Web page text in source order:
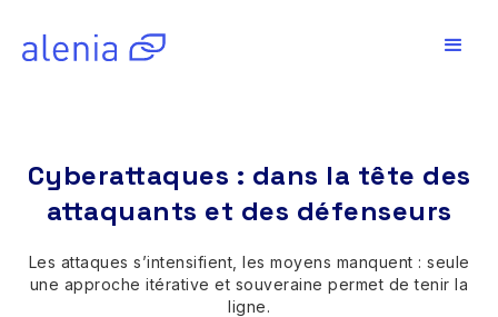
Cyberattaques : dans la tête des
attaquants et des défenseurs
Les attaques s’intensifient, les moyens manquent : seule
une approche itérative et souveraine permet de tenir la
ligne.